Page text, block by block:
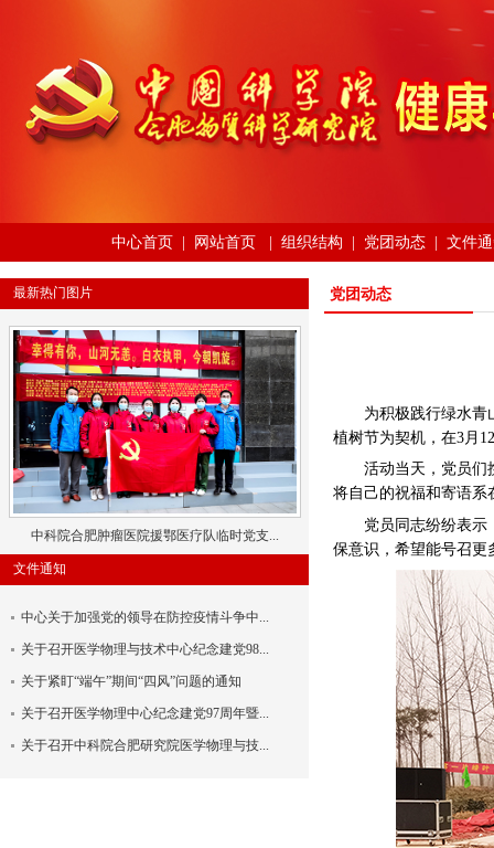
中心首页 网站首页 组织结构 党团动态 文件
最新热门图片
中科院合肥肿瘤医院援鄂医疗队临时党支...
文件通知
中心关于加强党的领导在防控疫情斗争中...
关于召开医学物理与技术中心纪念建党98...
关于紧盯“端午”期间“四风”问题的通知
关于召开医学物理中心纪念建党97周年暨...
关于召开中科院合肥研究院医学物理与技...
党团动态
为积极践行绿水青
植树节为契机，在3月
活动当天，党员们
将自己的祝福和寄语系
党员同志纷纷表示
保意识，希望能号召更